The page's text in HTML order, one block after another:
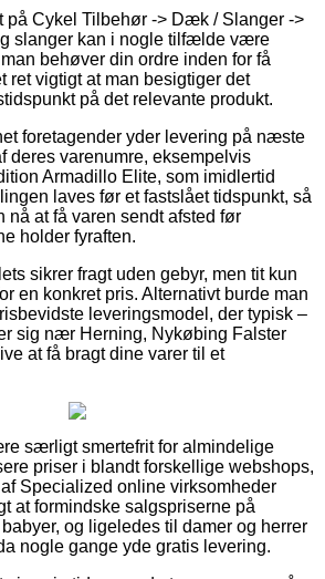
på Cykel Tilbehør -> Dæk / Slanger ->
slanger kan i nogle tilfælde være
behøver din ordre inden for få
ret vigtigt at man besigtiger det
på det relevante produkt.
foretagender yder levering på næste
deres varenumre, eksempelvis
Armadillo Elite, som imidlertid
laves før et fastslået tidspunkt, så
nå at få varen sendt afsted før
holder fyraften.
sikrer fragt uden gebyr, men tit kun
en konkret pris. Alternativt burde man
leveringsmodel, der typisk –
sig nær Herning, Nykøbing Falster
at få bragt dine varer til et
særligt smertefrit for almindelige
priser i blandt forskellige webshops,
Specialized online virksomheder
at formindske salgspriserne på
og ligeledes til damer og herrer
nogle gange yde gratis levering.